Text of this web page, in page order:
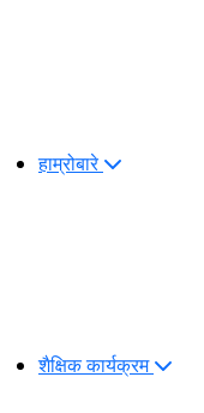
हाम्रोबारे
शैक्षिक कार्यक्रम